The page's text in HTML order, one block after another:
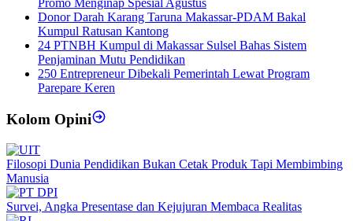
Donor Darah Karang Taruna Makassar-PDAM Bakal
Kumpul Ratusan Kantong
24 PTNBH Kumpul di Makassar Sulsel Bahas Sistem
Penjaminan Mutu Pendidikan
250 Entrepreneur Dibekali Pemerintah Lewat Program
Parepare Keren
Kolom Opini
Filosopi Dunia Pendidikan Bukan Cetak Produk Tapi Membimbing
Manusia
Survei, Angka Presentase dan Kejujuran Membaca Realitas